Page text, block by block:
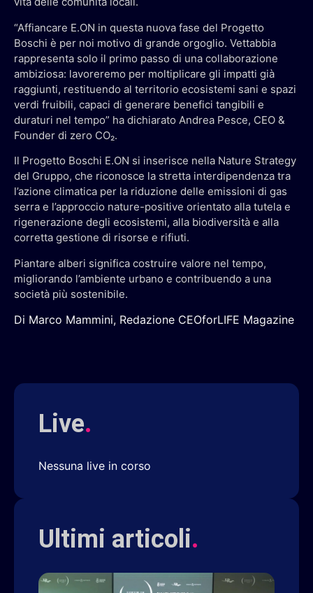
“Affiancare E.ON in questa nuova fase del Progetto
Boschi è per noi motivo di grande orgoglio. Vettabbia
rappresenta solo il primo passo di una collaborazione
ambiziosa: lavoreremo per moltiplicare gli impatti già
raggiunti, restituendo al territorio ecosistemi sani e spazi
verdi fruibili, capaci di generare benefici tangibili e
duraturi nel tempo” ha dichiarato Andrea Pesce, CEO &
Founder di zero CO₂.
Il Progetto Boschi E.ON si inserisce nella Nature Strategy
del Gruppo, che riconosce la stretta interdipendenza tra
l’azione climatica per la riduzione delle emissioni di gas
serra e l’approccio nature-positive orientato alla tutela e
rigenerazione degli ecosistemi, alla biodiversità e alla
corretta gestione di risorse e rifiuti.
Piantare alberi significa costruire valore nel tempo,
migliorando l’ambiente urbano e contribuendo a una
società più sostenibile.
Di Marco Mammini, Redazione CEOforLIFE Magazine
Live.
Nessuna live in corso
Ultimi articoli.